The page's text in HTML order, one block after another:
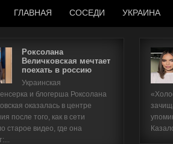
ГЛАВНАЯ СОСЕДИ УКРАИНА
Роксолана
Величковская мечтает
поехать в россию
Украинская
и блогерша Роксолана
оказалась в центре
после того, как в сети
старое видео, где она